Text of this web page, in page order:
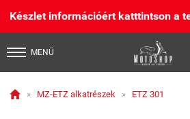
Készlet információért katttintson a
MENÜ
 » MZ-ETZ alkatrészek » ETZ 301